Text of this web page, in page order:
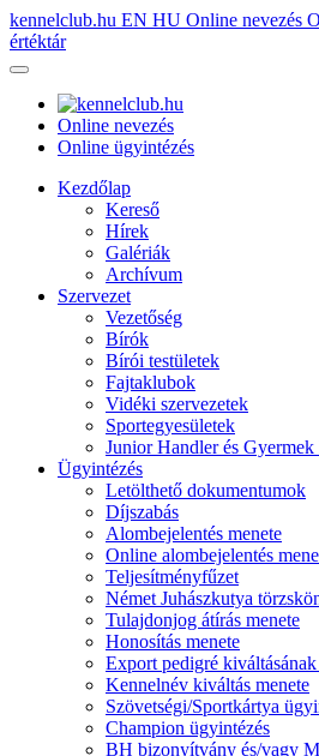
kennelclub.hu EN HU Online nevezés
értéktár
Online nevezés
Online ügyintézés
Kezdőlap
Kereső
Hírek
Galériák
Archívum
Szervezet
Vezetőség
Bírók
Bírói testületek
Fajtaklubok
Vidéki szervezetek
Sportegyesületek
Junior Handler és
Ügyintézés
Letölthető dokumentumok
Díjszabás
Alombejelentés menete
Online alombejelentés
Teljesítményfűzet
Német Juhászkutya
Tulajdonjog átírás menete
Honosítás menete
Export pedigré kiváltásának
Kennelnév kiváltás menete
Szövetségi/Sportkártya
Champion ügyintézés
BH bizonyítvány és/vagy